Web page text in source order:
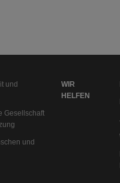
und
Gesellschaft
und
WIR
HELFEN